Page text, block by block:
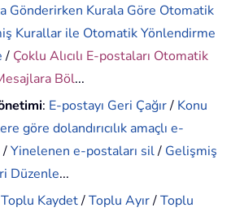
Gönderirken Kurala Göre Otomatik
Kurallar ile Otomatik Yönlendirme
/ Çoklu Alıcılı E-postaları Otomatik
Böl...
: E-postayı Geri Çağır/ Konu
göre dolandırıcılık amaçlı e-
/Yinelenen e-postaları sil/ Gelişmiş
Düzenle...
Toplu Kaydet/Toplu Ayır/Toplu